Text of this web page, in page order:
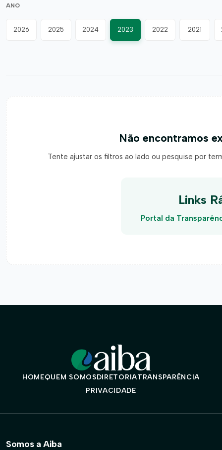
ANO
2026 2025 2024 2023 2022 2021
Não encontramos
Tente ajustar os filtros ao lado ou pesquise por
Links
Portal da
HOMEQUEM SOMOSDIRETORIATRANSPARÊNCIA
PRIVACIDADE
Somos a Aiba